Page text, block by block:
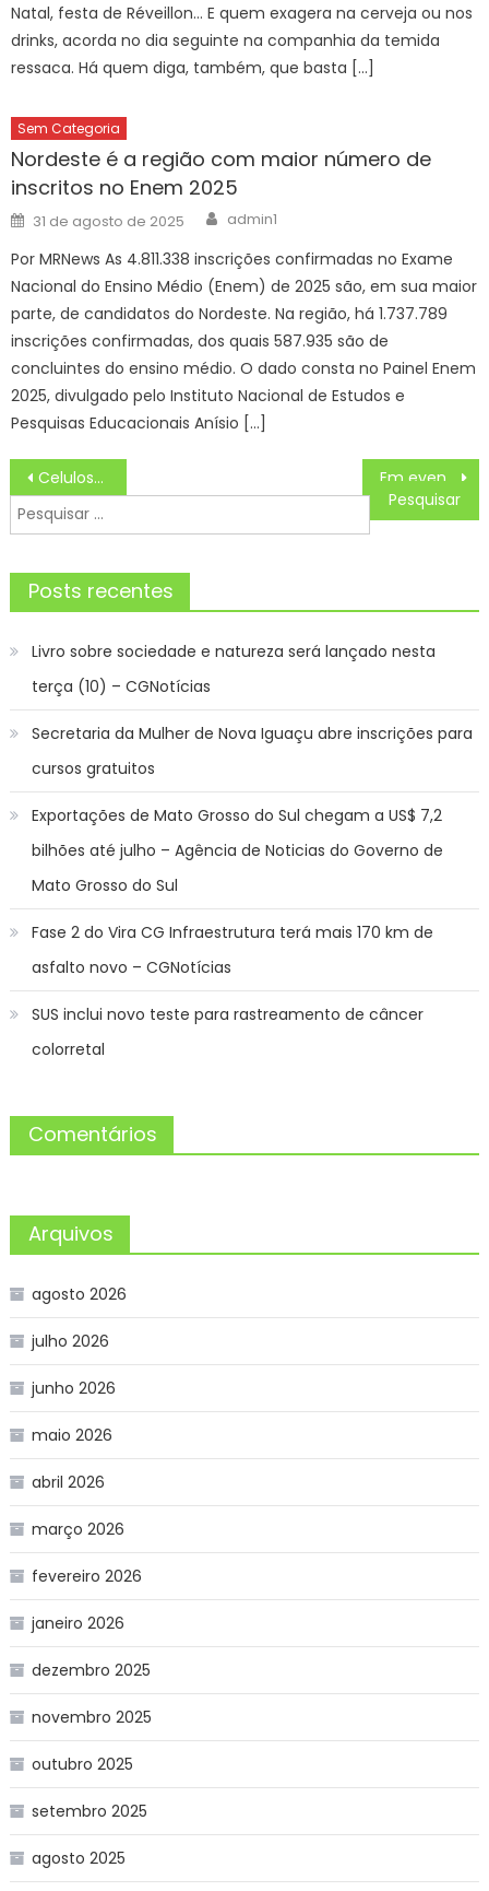
Natal, festa de Réveillon… E quem exagera na cerveja ou nos
drinks, acorda no dia seguinte na companhia da temida
ressaca. Há quem diga, também, que basta […]
Sem Categoria
Nordeste é a região com maior número de
inscritos no Enem 2025
Posted
on
31 de agosto de 2025 Author
admin1
Por MRNews As 4.811.338 inscrições confirmadas no Exame
Nacional do Ensino Médio (Enem) de 2025 são, em sua maior
parte, de candidatos do Nordeste. Na região, há 1.737.789
inscrições confirmadas, dos quais 587.935 são de
concluintes do ensino médio. O dado consta no Painel Enem
2025, divulgado pelo Instituto Nacional de Estudos e
Pesquisas Educacionais Anísio […]
Navegação
de
Post
Celulose expande economia de MS e nova fábrica em Ribas é passo importante para crescimento e diversificação
Pesquisar
por:
Posts recentes
Livro sobre sociedade e natureza será lançado nesta
terça (10) – CGNotícias
Secretaria da Mulher de Nova Iguaçu abre inscrições para
cursos gratuitos
Exportações de Mato Grosso do Sul chegam a US$ 7,2
bilhões até julho – Agência de Noticias do Governo de
Mato Grosso do Sul
Fase 2 do Vira CG Infraestrutura terá mais 170 km de
asfalto novo – CGNotícias
SUS inclui novo teste para rastreamento de câncer
colorretal
Comentários
Arquivos
agosto 2026
julho 2026
junho 2026
maio 2026
abril 2026
março 2026
fevereiro 2026
janeiro 2026
dezembro 2025
novembro 2025
outubro 2025
setembro 2025
agosto 2025